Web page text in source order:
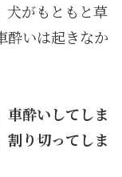
犬がもともと草
酔いは起きなか
車酔いしてしま
割り切ってしま